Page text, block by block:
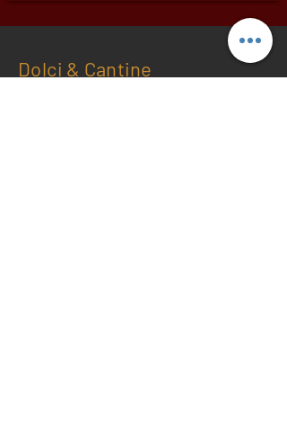
Dolci & Cantine